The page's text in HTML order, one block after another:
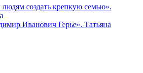
создать крепкую семью».
Иванович Герье». Татьяна